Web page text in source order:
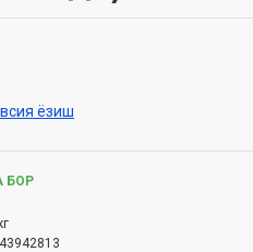
ёзиш
БОР